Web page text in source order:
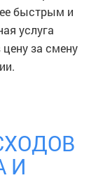
быстрым и
услуга
за смену
И